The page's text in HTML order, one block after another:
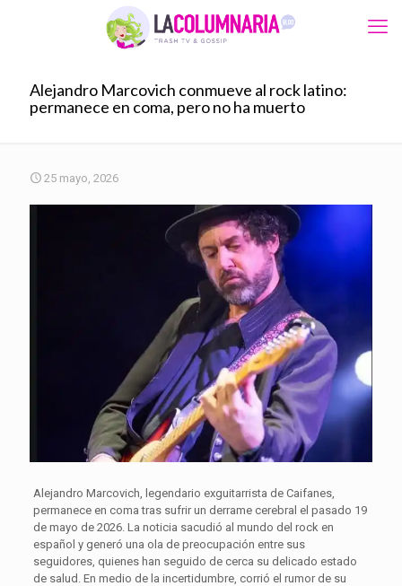
Alejandro Marcovich conmueve al rock latino:
permanece en coma, pero no ha muerto
25 mayo, 2026
Alejandro Marcovich, legendario exguitarrista de Caifanes,
permanece en coma tras sufrir un derrame cerebral el pasado 19
de mayo de 2026. La noticia sacudió al mundo del rock en
español y generó una ola de preocupación entre sus
seguidores, quienes han seguido de cerca su delicado estado
de salud. En medio de la incertidumbre, corrió el rumor de su